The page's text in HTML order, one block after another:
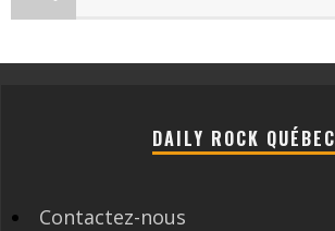
DAILY ROCK QUÉBEC
Contactez-nous